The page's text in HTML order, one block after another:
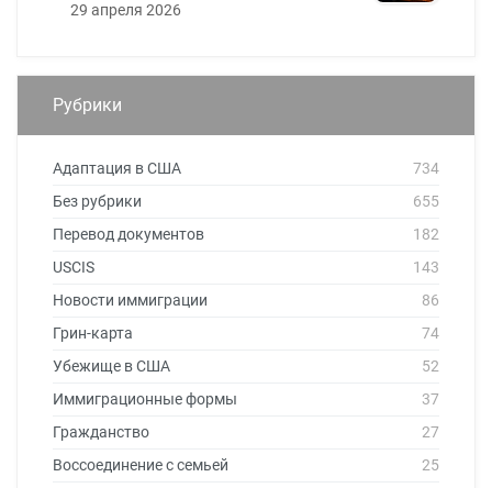
29 апреля 2026
Рубрики
Адаптация в США
734
Без рубрики
655
Перевод документов
182
USCIS
143
Новости иммиграции
86
Грин-карта
74
Убежище в США
52
Иммиграционные формы
37
Гражданство
27
Воссоединение с семьей
25